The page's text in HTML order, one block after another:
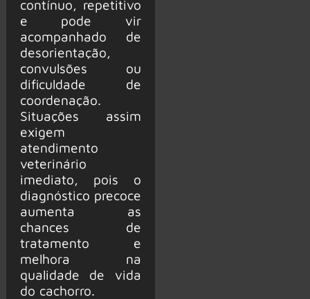
contínuo, repetitivo
e pode vir
acompanhado de
desorientação,
convulsões ou
dificuldade de
coordenação.
Situações assim
exigem
atendimento
veterinário
imediato, pois o
diagnóstico precoce
aumenta as
chances de
tratamento e
melhora na
qualidade de vida
do cachorro.